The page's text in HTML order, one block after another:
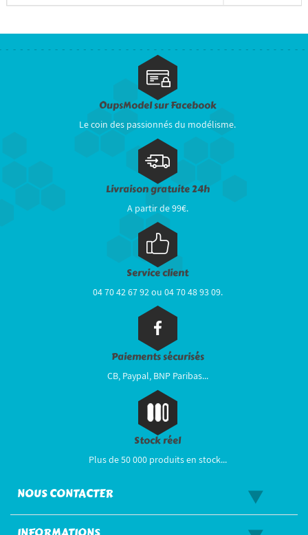
OupsModel sur Facebook
Le coin des passionnés du modélisme.
Livraison gratuite 24h
A partir de 99€.
Service client
04 70 42 67 92 ou 04 70 48 93 09.
Paiements sécurisés
CB, Paypal, BNP Paribas...
Stock réel
Plus de 50 000 produits en stock...
NOUS CONTACTER